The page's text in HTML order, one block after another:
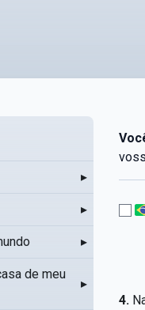
▸
▸
▸
de meu
▸
4.